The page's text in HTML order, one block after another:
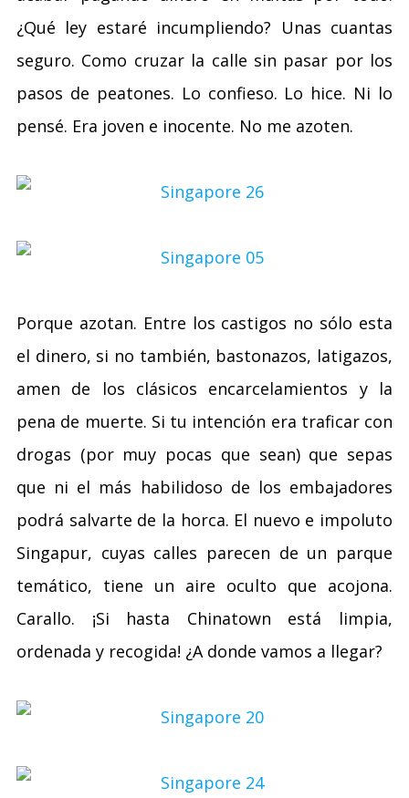
¿Qué ley estaré incumpliendo? Unas cuantas
seguro. Como cruzar la calle sin pasar por los
pasos de peatones. Lo confieso. Lo hice. Ni lo
pensé. Era joven e inocente. No me azoten.
Porque azotan. Entre los castigos no sólo esta
el dinero, si no también, bastonazos, latigazos,
amen de los clásicos encarcelamientos y la
pena de muerte. Si tu intención era traficar con
drogas (por muy pocas que sean) que sepas
que ni el más habilidoso de los embajadores
podrá salvarte de la horca. El nuevo e impoluto
Singapur, cuyas calles parecen de un parque
temático, tiene un aire oculto que acojona.
Carallo. ¡Si hasta Chinatown está limpia,
ordenada y recogida! ¿A donde vamos a llegar?